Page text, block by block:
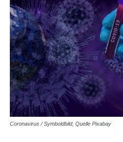
Coronavirus / Symboldbild, Quelle Pixabay